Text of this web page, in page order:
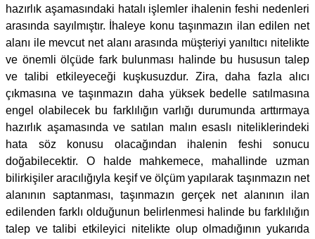
hazırlık aşamasındaki hatalı işlemler ihalenin feshi nedenleri
arasında sayılmıştır. İhaleye konu taşınmazın ilan edilen net
alanı ile mevcut net alanı arasında müşteriyi yanıltıcı nitelikte
ve önemli ölçüde fark bulunması halinde bu hususun talep
ve talibi etkileyeceği kuşkusuzdur. Zira, daha fazla alıcı
çıkmasına ve taşınmazın daha yüksek bedelle satılmasına
engel olabilecek bu farklılığın varlığı durumunda arttırmaya
hazırlık aşamasında ve satılan malın esaslı niteliklerindeki
hata söz konusu olacağından ihalenin feshi sonucu
doğabilecektir. O halde mahkemece, mahallinde uzman
bilirkişiler aracılığıyla keşif ve ölçüm yapılarak taşınmazın net
alanının saptanması, taşınmazın gerçek net alanının ilan
edilenden farklı olduğunun belirlenmesi halinde bu farklılığın
talep ve talibi etkileyici nitelikte olup olmadığının yukarıda